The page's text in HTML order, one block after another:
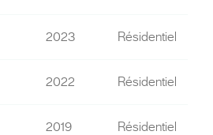
2023 Résidentiel
2022 Résidentiel
2019 Résidentiel